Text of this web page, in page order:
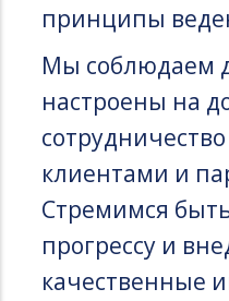
принципы
Мы соблюдаем
настроены на
клиентами и
Стремимся
прогрессу и
качественные